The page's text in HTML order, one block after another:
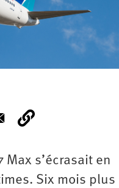
Max s’écrasait en
Six mois plus